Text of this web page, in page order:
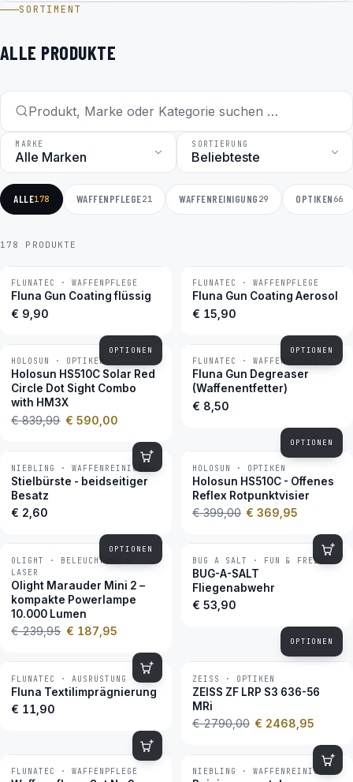
SORTIMENT
ALLE PRODUKTE
MARKE SORTIERUNG
ALLE178 WAFFENPFLEGE21 WAFFENREINIGUNG 29 OPTIKEN 66
178 PRODUKTE
BESTSELLER
FLUNATEC · WAFFENPFLEGE
Fluna Gun Coating flüssig
€ 9,90
OPTIONEN
BESTSELLER
FLUNATEC · WAFFENPFLEGE
Fluna Gun Coating Aerosol
€ 15,90
OPTIONEN
−30 %
HOLOSUN · OPTIKEN
Holosun HS510C Solar Red
Circle Dot Sight Combo
with HM3X
€ 839,99 € 590,00
BESTSELLER
FLUNATEC · WAFFENPFLEGE
Fluna Gun Degreaser
(Waffenentfetter)
€ 8,50
OPTIONEN
BESTSELLER
NIEBLING · WAFFENREINIGUNG
Stielbürste - beidseitiger
Besatz
€ 2,60
OPTIONEN
−7 %
HOLOSUN · OPTIKEN
Holosun HS510C - Offenes
Reflex Rotpunktvisier
€ 399,00 € 369,95
−22 %
OLIGHT · BELEUCHTUNG &
LASER
Olight Marauder Mini 2 –
kompakte Powerlampe
10.000 Lumen
€ 239,95 € 187,95
BESTSELLER
BUG A SALT · FUN & FREIZEIT
BUG-A-SALT
Fliegenabwehr
€ 53,90
OPTIONEN
BESTSELLER
FLUNATEC · AUSRÜSTUNG
Fluna Textilimprägnierung
€ 11,90
−12 %
ZEISS · OPTIKEN
ZEISS ZF LRP S3 636-56
MRi
€ 2790,00 € 2468,95
BESTSELLER
FLUNATEC · WAFFENPFLEGE BESTSELLER
NIEBLING · WAFFENREINIGUNG